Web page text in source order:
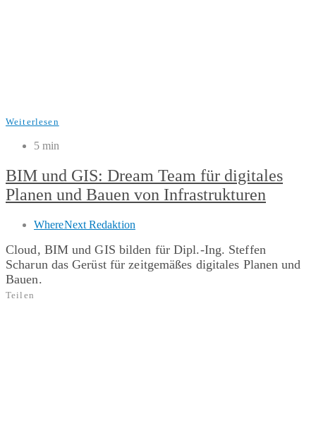
Weiterlesen
5 min
BIM und GIS: Dream Team für digitales
Planen und Bauen von Infrastrukturen
WhereNext Redaktion
Cloud, BIM und GIS bilden für Dipl.-Ing. Steffen
Scharun das Gerüst für zeitgemäßes digitales Planen und
Bauen.
Teilen